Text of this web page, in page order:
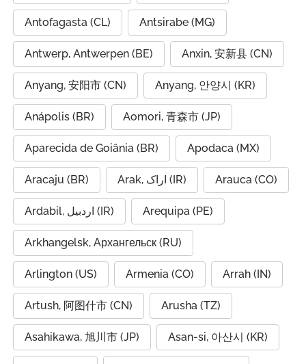
Antofagasta (CL) Antsirabe (MG)
Antwerp, Antwerpen (BE) Anxin, 安新县 (CN)
Anyang, 安阳市 (CN) Anyang, 안양시 (KR)
Anápolis (BR) Aomori, 青森市 (JP)
Aparecida de Goiânia (BR) Apodaca (MX)
Aracaju (BR) Arak, اراک (IR) Arauca (CO)
Ardabil, اردبیل (IR) Arequipa (PE)
Arkhangelsk, Архангельск (RU)
Arlington (US) Armenia (CO) Arrah (IN)
Artush, 阿图什市 (CN) Arusha (TZ)
Asahikawa, 旭川市 (JP) Asan-si, 아산시 (KR)